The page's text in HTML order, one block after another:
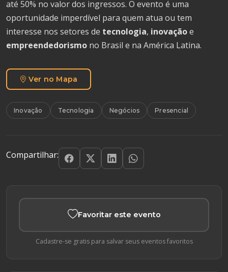
até 50% no valor dos ingressos. O evento é uma
oportunidade imperdível para quem atua ou tem
interesse nos setores de tecnologia, inovaçãoe
empreendedorismo no Brasil e na América Latina.
Ver no Mapa
Inovação Tecnologia Negócios Presencial
Compartilhar:
Favoritar este evento
Cadastre-se gratis para salvar seus eventos favoritos